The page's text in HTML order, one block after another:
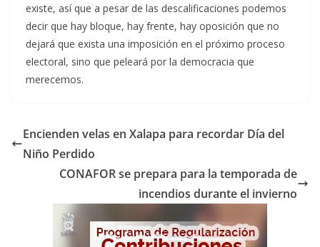
existe, así que a pesar de las descalificaciones podemos
decir que hay bloque, hay frente, hay oposición que no
dejará que exista una imposición en el próximo proceso
electoral, sino que peleará por la democracia que
merecemos.
Encienden velas en Xalapa para recordar Día del
Niño Perdido
CONAFOR se prepara para la temporada de
incendios durante el invierno